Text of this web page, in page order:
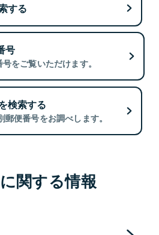
する
号
をご覧いただけます。
検索する
便番号をお調べします。
関する情報